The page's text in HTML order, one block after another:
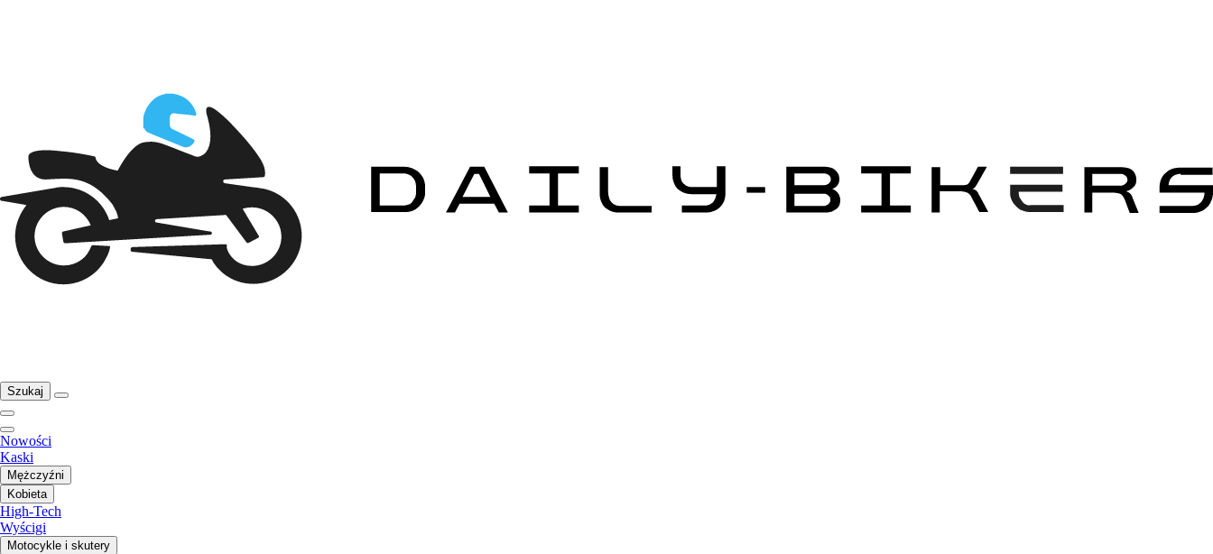
Szukaj
Nowości
Kaski
Mężczyźni
Kobieta
High-Tech
Wyścigi
Motocykle i skutery